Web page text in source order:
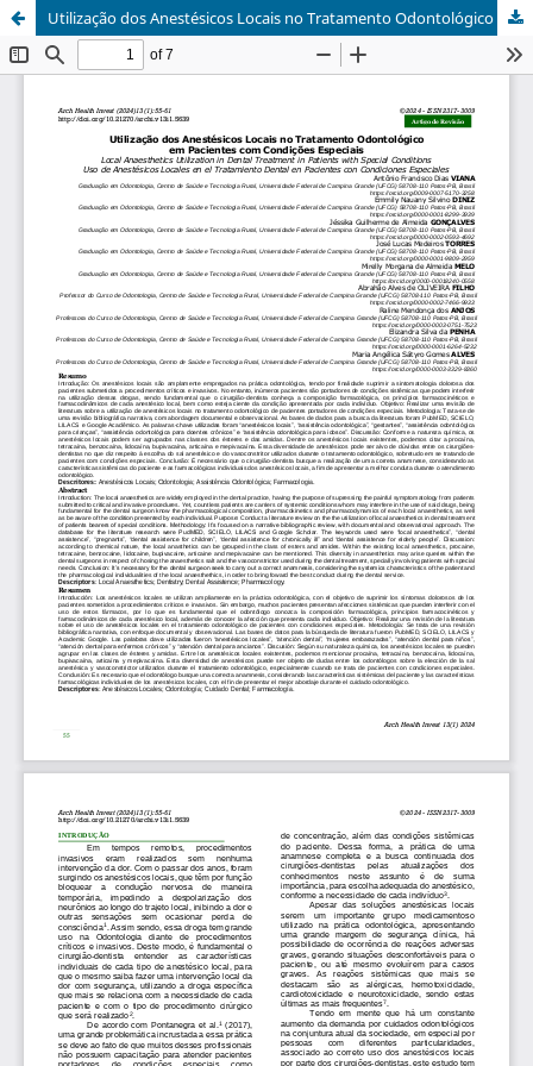
Utilização dos Anestésicos Locais no Tratamento Odontológico em Pacientes com Condições Especiais